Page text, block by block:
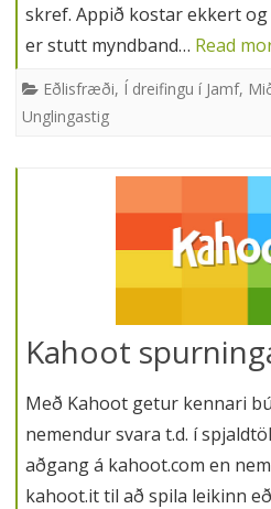
skref. Appið kostar ekkert
er stutt myndband… Read
Eðlisfræði, Í dreifingu í Jamf,
Unglingastig
Kahoot
Með Kahoot getur kennari
nemendur svara t.d. í
aðgang á kahoot.com en
kahoot.it til að spila leikinn